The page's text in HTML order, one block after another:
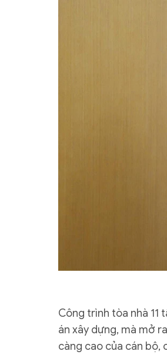
Công trình tòa nhà 11
án xây dựng, mà mở
càng cao của cán bộ,